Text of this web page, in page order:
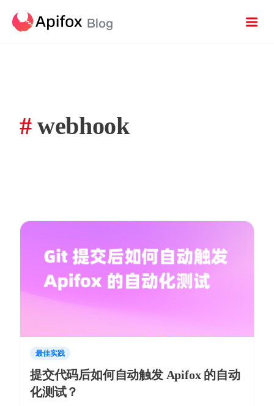
# webhook
最佳实践
提交代码后如何自动触发 Apifox 的自动
化测试？